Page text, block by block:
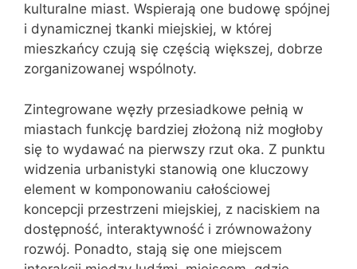
kulturalne miast. Wspierają one budowę spójnej
i dynamicznej tkanki miejskiej, w której
mieszkańcy czują się częścią większej, dobrze
zorganizowanej wspólnoty.
Zintegrowane węzły przesiadkowe pełnią w
miastach funkcję bardziej złożoną niż mogłoby
się to wydawać na pierwszy rzut oka. Z punktu
widzenia urbanistyki stanowią one kluczowy
element w komponowaniu całościowej
koncepcji przestrzeni miejskiej, z naciskiem na
dostępność, interaktywność i zrównoważony
rozwój. Ponadto, stają się one miejscem